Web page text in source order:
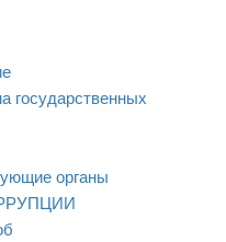
государственных
органы